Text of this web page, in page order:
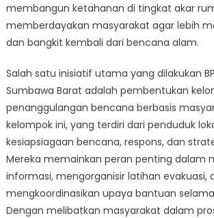
membangun ketahanan di tingkat akar
memberdayakan masyarakat agar lebih
dan bangkit kembali dari bencana alam.
Salah satu inisiatif utama yang dilakukan
Sumbawa Barat adalah pembentukan
penanggulangan bencana berbasis
kelompok ini, yang terdiri dari penduduk
kesiapsiagaan bencana, respons, dan
Mereka memainkan peran penting dalam
informasi, mengorganisir latihan evakuasi,
mengkoordinasikan upaya bantuan
Dengan melibatkan masyarakat dalam